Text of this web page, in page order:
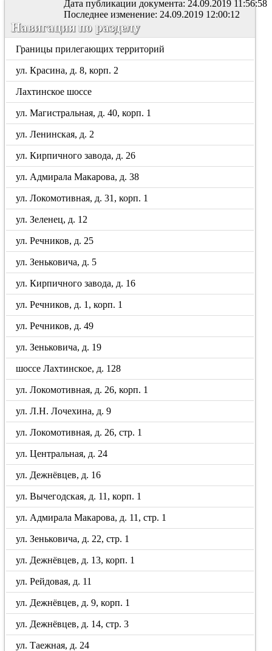
Дата публикации документа: 24.09.2019 11:56:58
Последнее изменение: 24.09.2019 12:00:12
Навигация по разделу
Границы прилегающих территорий
ул. Красина, д. 8, корп. 2
Лахтинское шоссе
ул. Магистральная, д. 40, корп. 1
ул. Ленинская, д. 2
ул. Кирпичного завода, д. 26
ул. Адмирала Макарова, д. 38
ул. Локомотивная, д. 31, корп. 1
ул. Зеленец, д. 12
ул. Речников, д. 25
ул. Зеньковича, д. 5
ул. Кирпичного завода, д. 16
ул. Речников, д. 1, корп. 1
ул. Речников, д. 49
ул. Зеньковича, д. 19
шоссе Лахтинское, д. 128
ул. Локомотивная, д. 26, корп. 1
ул. Л.Н. Лочехина, д. 9
ул. Локомотивная, д. 26, стр. 1
ул. Центральная, д. 24
ул. Дежнёвцев, д. 16
ул. Вычегодская, д. 11, корп. 1
ул. Адмирала Макарова, д. 11, стр. 1
ул. Зеньковича, д. 22, стр. 1
ул. Дежнёвцев, д. 13, корп. 1
ул. Рейдовая, д. 11
ул. Дежнёвцев, д. 9, корп. 1
ул. Дежнёвцев, д. 14, стр. 3
ул. Таежная, д. 24